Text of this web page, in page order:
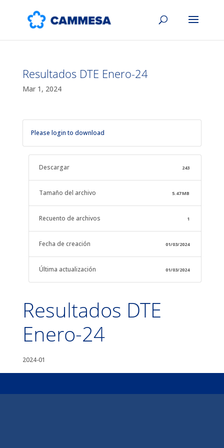
Resultados DTE Enero-24
Mar 1, 2024
Please login to download
Descargar 243
Tamaño del archivo 5.47 MB
Recuento de archivos 1
Fecha de creación 01/03/2024
Última actualización 01/03/2024
Resultados DTE
Enero-24
2024-01